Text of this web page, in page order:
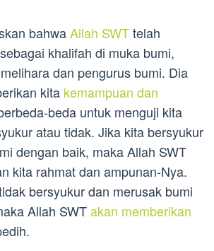
bahwaAllah SWTtelah
khalifah di muka bumi,
dan pengurus bumi. Dia
kita kemampuan dan
beda untuk menguji kita
atau tidak. Jika kita bersyukur
dengan baik, maka Allah SWT
kita rahmat dan ampunan-Nya.
bersyukur dan merusak bumi
Allah SWTakan memberikan